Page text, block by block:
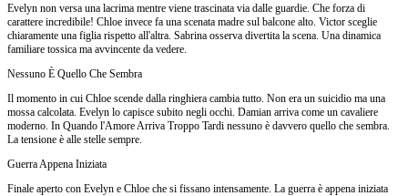
Evelyn non versa una lacrima mentre viene trascinata via dalle guardie. Che forza di
carattere incredibile! Chloe invece fa una scenata madre sul balcone alto. Victor sceglie
chiaramente una figlia rispetto all'altra. Sabrina osserva divertita la scena. Una dinamica
familiare tossica ma avvincente da vedere.
Nessuno È Quello Che Sembra
Il momento in cui Chloe scende dalla ringhiera cambia tutto. Non era un suicidio ma una
mossa calcolata. Evelyn lo capisce subito negli occhi. Damian arriva come un cavaliere
moderno. In Quando l'Amore Arriva Troppo Tardi nessuno è davvero quello che sembra.
La tensione è alle stelle sempre.
Guerra Appena Iniziata
Finale aperto con Evelyn e Chloe che si fissano intensamente. La guerra è appena iniziata